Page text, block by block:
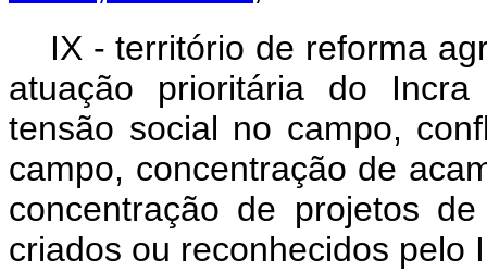
IX - território de reforma
atuação prioritária do
tensão social no campo,
campo, concentração de
concentração de projetos
criados ou reconhecidos pelo